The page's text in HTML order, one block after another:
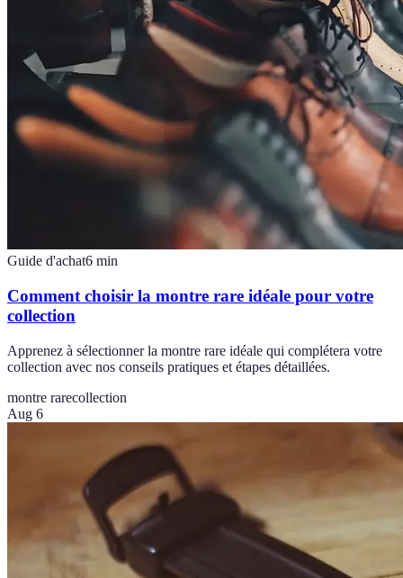
Guide d'achat6 min
Comment choisir la montre rare idéale pour votre
collection
Apprenez à sélectionner la montre rare idéale qui complétera votre
collection avec nos conseils pratiques et étapes détaillées.
montre rarecollection
Aug 6